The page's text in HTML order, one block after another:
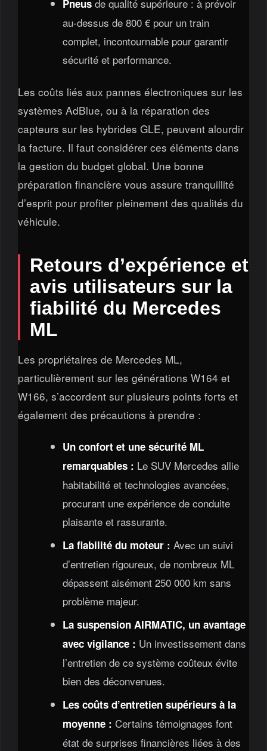
Pneusde qualité supérieure : à prévoir
au-dessus de 800 € pour un train
complet, incontournable pour garantir
sécurité et performance.
Les coûts liés aux pannes électroniques sur les
systèmes AdBlue, ou à la réparation des
capteurs sur les hybrides GLE, peuvent alourdir
la facture. Il faut considérer ces éléments dans
la gestion du budget global. Une bonne
préparation financière vous assure tranquillité
d’esprit pour profiter pleinement des qualités du
véhicule.
Retours d’expérience et
avis utilisateurs sur la
fiabilité du Mercedes
ML
Les propriétaires de Mercedes ML,
particulièrement sur les générations W164 et
W166, s’accordent sur plusieurs points forts et
également des précautions à prendre :
Un confort et une sécurité ML
remarquables : Le SUV Mercedes allie
habitabilité et technologies avancées,
procurant une expérience de conduite
plaisante et rassurante.
La fiabilité du moteur : Avec un suivi
d’entretien rigoureux, de nombreux ML
dépassent aisément 250 000 km sans
problème majeur.
La suspension AIRMATIC, un avantage
avec vigilance : Un investissement dans
l’entretien de ce système coûteux évite
bien des déconvenues.
Les coûts d’entretien supérieurs à la
moyenne : Certains témoignages font
état de surprises financières liées à des